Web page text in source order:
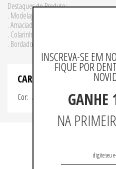
Destaques do Produto:
. Modelagem Clássica
. Amaciado
. Colarinho clássico
. Bordado com assinatura
CARACTERISTICAS
Cor AZUL
QUEM VIU,
INSCREVA-SE EM
FIQUE POR
GANHE
NA